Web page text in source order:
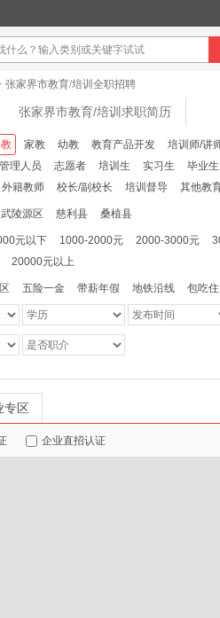
张家界市教育/培训全职招聘
张家界市教育/培训求职简历
家教 幼教 教育产品开发
培训师/讲
理人员 志愿者 培训生 实习生
毕业生
外籍教师 校长/副校长 培训督导 其他教
武陵源区 慈利县 桑植县
元以下 1000-2000元 2000-3000元
20000元以上
五险一金 带薪年假 地铁沿线 包吃住
专区
企业直招认证